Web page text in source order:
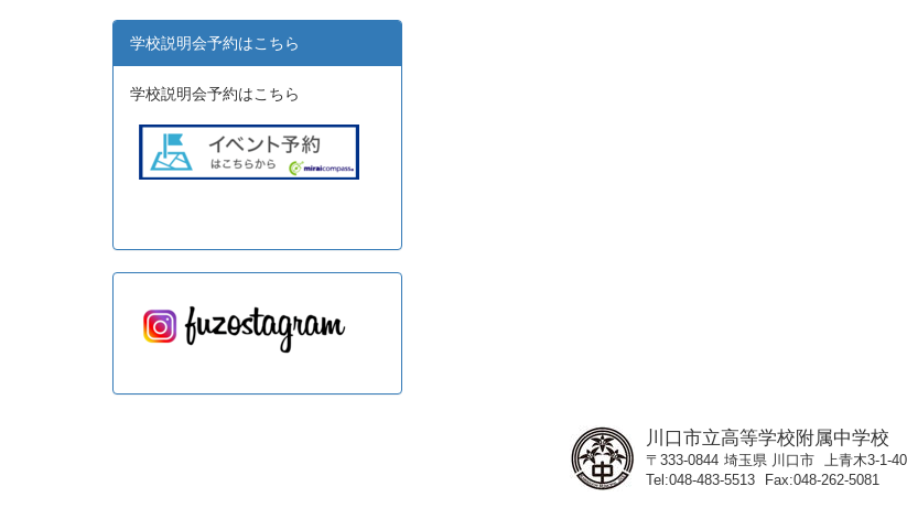
学校説明会予約はこちら
学校説明会予約はこちら
川口市立高等学校附属中学校
〒333-0844 埼玉県 川口市
上青木3-1-40
Tel 048-483-5513 Fax 048-262-5081